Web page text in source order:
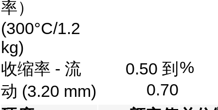
率）
(300°C/1.2
kg)
收缩率 - 流
动 (3.20 mm)
0.50 到
0.70
%